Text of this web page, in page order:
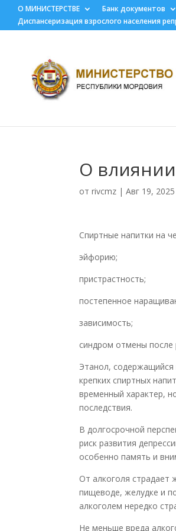
О МИНИСТЕРСТВЕ Банк документов
Диспансеризация взрослого населения
О влиянии
отrivcmz |Авг 19, 2025
Спиртные напитки на
эйфорию;
пристрастность;
постепенное
зависимость;
синдром отмены после
Этанол, содержащийся
крепких спиртных
временный характер,
последствия.
В долгосрочной
риск развития
особенно память и
От алкоголя страдает
пищеводе, желудке и
алкоголем нередко
Не меньше вреда